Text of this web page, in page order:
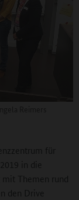
für
in die
Themen rund
den Drive